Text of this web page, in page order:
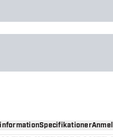
Specifikationer